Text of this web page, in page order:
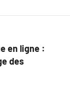
en ligne :
des